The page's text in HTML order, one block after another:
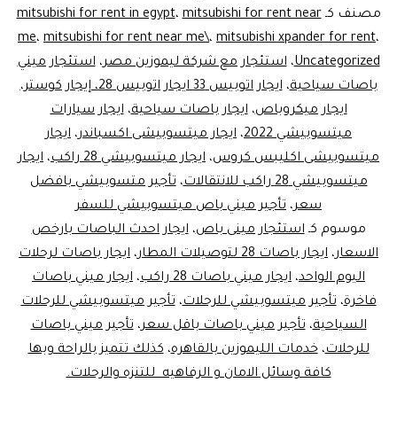
ميتسوبيشي
للايجار
مصنف كـ
mitsubishi for rent in egypt،mitsubishi for rent near
me، mitsubishi for rent near me\، mitsubishi xpander for rent،
Uncategorized،استئجار مع شركة ليموزين مصر،استئجار ميني
باصات سياحية،
ايجار اتوبيس 33 ايجار اتوبيس 28، إيجار كوستر،
ايجار ميكروباص،ايجار باصات سياحية،ايجار سيارات
ميتسوبيشي 2022
، ايجار ميتسوبيشى اكسباندر، ايجار
ميتسوبيشى اكليبس كروس، ايجار ميتسوبيشي 28 راكب ، ايجار
ميتسوبيشي 28 راكب للانتقالات
،تأجير متسوبيشي بافضل
سعر، تأجير ميني باص ميتسوبيشي للسفر
موسوم كـاستئجار مينى باص،ايجار احدث الباصات بارخص
الاسعار، ايجار باصات 28 لتوصيلات المطار ، ايجار باصات لرحلات
اليوم الواحد، ايجار ميني باصات 28 راكب ، ايجار ميني باصات
فاخرة،تأجير ميتسوبيشي للرحلات،تأجير ميتسوبيشي للرحلات
السياحية،تأجير ميني باصات باقل سعر،تأجير ميني باصات
للرحلات،خدمات الليموزين بالقاهره،كذلك تتميز بالراحة وبها
كافة وسائل الامان و الرفاهيه للتنزه والرحلات.